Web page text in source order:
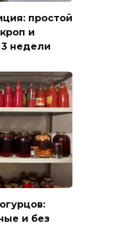
простой
и
недели
и без